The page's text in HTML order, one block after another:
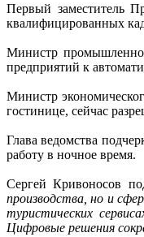
Первый заместитель
квалифицированных
Министр
предприятий к
Министр
гостинице, сейчас
Глава ведомства
работу в ночное время.
Сергей Кривоносов
производства, но и
туристических
Цифровые решения